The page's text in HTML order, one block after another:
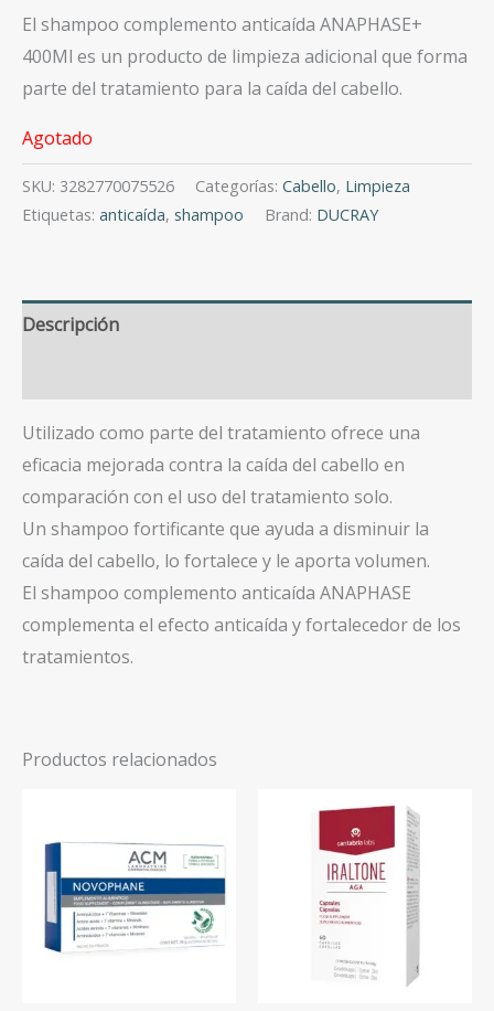
El shampoo complemento anticaída ANAPHASE+
400Ml es un producto de limpieza adicional que forma
parte del tratamiento para la caída del cabello.
Agotado
SKU: 3282770075526 Categorías: Cabello, Limpieza
Etiquetas: anticaída, shampoo Brand: DUCRAY
Descripción
Utilizado como parte del tratamiento ofrece una
eficacia mejorada contra la caída del cabello en
comparación con el uso del tratamiento solo.
Un shampoo fortificante que ayuda a disminuir la
caída del cabello, lo fortalece y le aporta volumen.
El shampoo complemento anticaída ANAPHASE
complementa el efecto anticaída y fortalecedor de los
tratamientos.
Productos relacionados